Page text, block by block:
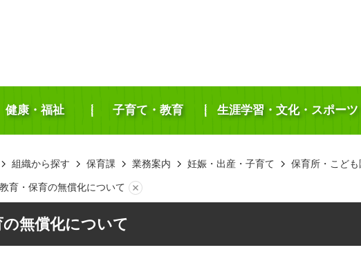
健康・福祉 子育て・教育 生涯学習・文化・スポーツ
組織から探す 保育課 業務案内 妊娠・出産・子育て 保育所・こども
育・保育の無償化について
無償化について